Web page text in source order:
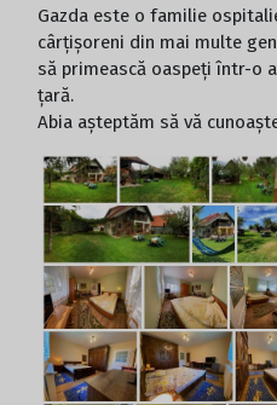
Gazda este o familie
cârțișoreni din mai multe
să primească oaspeți într-o
țară.
Abia așteptăm să vă